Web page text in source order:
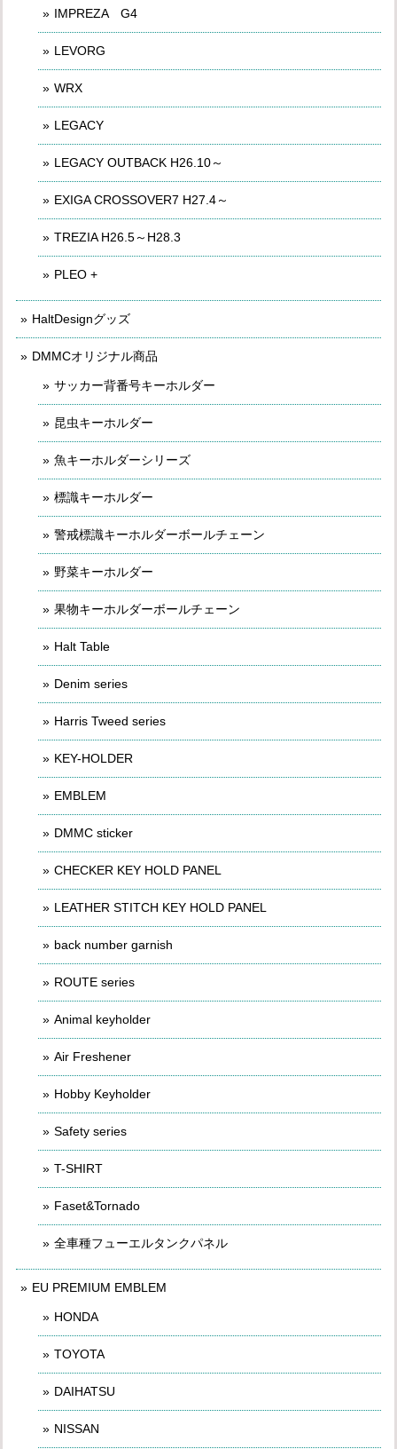
IMPREZA G4
LEVORG
WRX
LEGACY
LEGACY OUTBACK H26.10～
EXIGA CROSSOVER7 H27.4～
TREZIA H26.5～H28.3
PLEO +
HaltDesignグッズ
DMMCオリジナル商品
サッカー背番号キーホルダー
昆虫キーホルダー
魚キーホルダーシリーズ
標識キーホルダー
警戒標識キーホルダーボールチェーン
野菜キーホルダー
果物キーホルダーボールチェーン
Halt Table
Denim series
Harris Tweed series
KEY-HOLDER
EMBLEM
DMMC sticker
CHECKER KEY HOLD PANEL
LEATHER STITCH KEY HOLD PANEL
back number garnish
ROUTE series
Animal keyholder
Air Freshener
Hobby Keyholder
Safety series
T-SHIRT
Faset&Tornado
全車種フューエルタンクパネル
EU PREMIUM EMBLEM
HONDA
TOYOTA
DAIHATSU
NISSAN